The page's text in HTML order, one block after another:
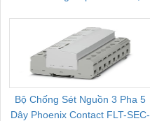
Bộ Chống Sét Nguồn 3 Pha 5
Dây Phoenix Contact FLT-SEC-